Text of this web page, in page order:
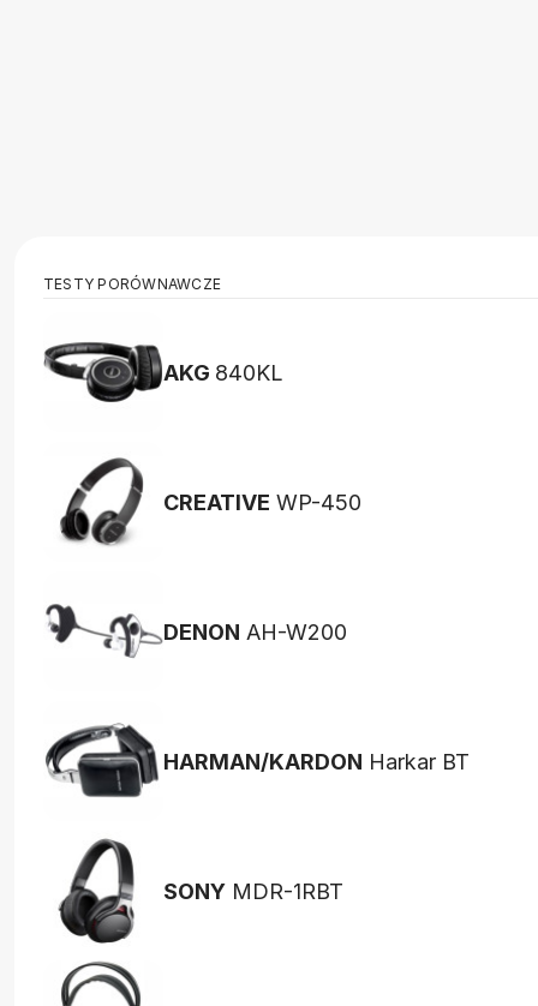
TESTY PORÓWNAWCZE
AKG 840KL
CREATIVE WP-450
DENON AH-W200
HARMAN/KARDON Harkar BT
SONY MDR-1RBT